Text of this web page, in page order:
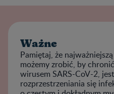
Ważne
Pamiętaj, że
możemy zrobić, by
wirusem SARS-CoV-2,
rozprzestrzeniania się